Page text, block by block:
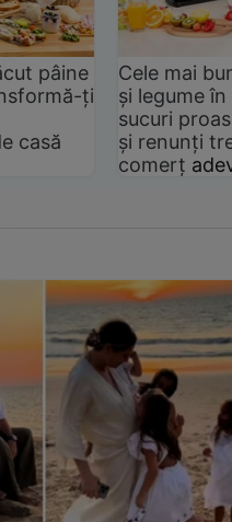
pâine
ți
casă
Cele mai
și legume
sucuri
și renunți
comerț